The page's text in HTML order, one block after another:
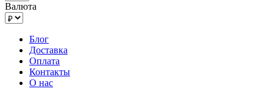
Валюта
Блог
Доставка
Оплата
Контакты
О нас